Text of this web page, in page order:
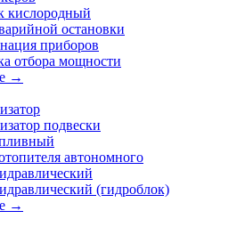
кислородный
остановки
приборов
отбора мощности
→
подвески
автономного
(гидроблок)
→